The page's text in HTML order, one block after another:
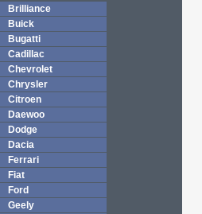
Brilliance
Buick
Bugatti
Cadillac
Chevrolet
Chrysler
Citroen
Daewoo
Dodge
Dacia
Ferrari
Fiat
Ford
Geely